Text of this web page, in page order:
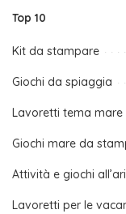
Top 10
Kit da stampare
Giochi da spiaggia
Lavoretti tema mare
Giochi mare da
Attività e giochi
Lavoretti per le